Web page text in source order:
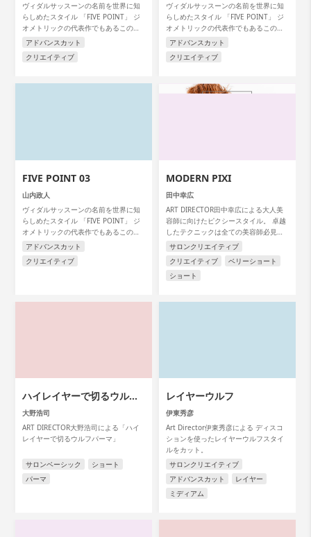
ヴィダルサッスーンの名前を世界に知
らしめたスタイル 「FIVE POINT」 ジ
オメトリックの代表作でもあるこのス
タイルを アートディレクターの山内政
アドバンスカット
クリエイティブ
ヴィダルサッスーンの名前を世界に知
らしめたスタイル 「FIVE POINT」 ジ
オメトリックの代表作でもあるこのス
タイルを アートディレクターの山内政
アドバンスカット
クリエイティブ
FIVE POINT 03
山内政人
ヴィダルサッスーンの名前を世界に知
らしめたスタイル 「FIVE POINT」 ジ
オメトリックの代表作でもあるこのス
タイルを アートディレクターの山内政
アドバンスカット
クリエイティブ
MODERN PIXI
田中幸広
ART DIRECTOR田中幸広による大人美
容師に向けたピクシースタイル。 卓越
したテクニックは全ての美容師必見で
す。
サロンクリエイティブ
クリエイティブ
ベリーショート
ショート
ハイレイヤーで切るウルフ
パーマ
大野浩司
ART DIRECTOR大野浩司による「ハイ
レイヤーで切るウルフパーマ」
サロンベーシック
ショート
パーマ
レイヤーウルフ
伊東秀彦
Art Director伊東秀彦による ディスコ
ションを使ったレイヤーウルフスタイ
ルをカット。
サロンクリエイティブ
アドバンスカット
レイヤー
ミディアム